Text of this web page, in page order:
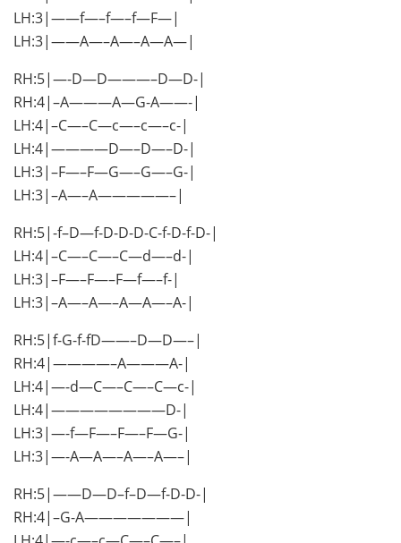
LH:3|——f—–f—–f—F—|
LH:3|——A—–A—–A—A—|
RH:5|—-D—D———–D—D-|
RH:4|–A———A—G-A——-|
LH:4|–C—–C—c—–c—–c-|
LH:4|————D—–D—–D-|
LH:3|–F—–F—G—–G—–G-|
LH:3|–A—–A—————–|
RH:5|-f–D—f-D-D-D-C-f-D-f-D-|
LH:4|–C—–C—–C—d—–d-|
LH:3|–F—–F—–F—f—–f-|
LH:3|–A—–A—–A—A—–A-|
RH:5|f-G-f-fD——–D—D—–|
RH:4|————–A———A-|
LH:4|—-d—C—–C—–C—c-|
LH:4|————————D-|
LH:3|—-f—F—–F—–F—G-|
LH:3|—-A—A—–A—–A—–|
RH:5|——D—D–f–D—f-D-D-|
RH:4|–G-A———————|